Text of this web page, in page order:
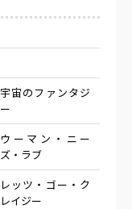
宇宙のファンタジ
ー
ウーマン・ニー
ズ・ラブ
レッツ・ゴー・ク
レイジー